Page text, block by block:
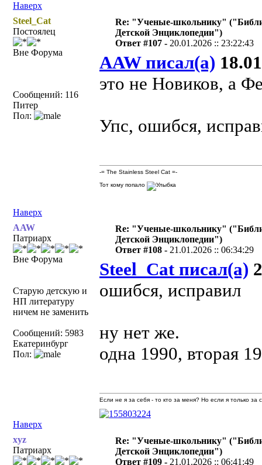
Наверх
Steel_Cat
Постоялец
Вне Форума
Сообщений: 116
Питер
Пол:
Re: "Ученые-школьнику"
Детской Энциклопедии")
Ответ #107 - 20.01.2026 :: 23:22:43
AAW писал(а)
это не Новиков, а
Упс, ошибся,
Наверх
-= The Stainless Steel Cat =-
Тот кому попало
AAW
Патриарх
Вне Форума
Старую детскую и
НП литературу
ничем не заменить
Сообщений: 5983
Екатеринбург
Пол:
Re: "Ученые-школьнику"
Детской Энциклопедии")
Ответ #108 - 21.01.2026 :: 06:34:29
Steel_Cat писал(а)
ошибся, исправил
ну нет же.
одна 1990, вторая
Наверх
Если не я за себя - то кто за меня? Но если я только
xyz
Патриарх
Re: "Ученые-школьнику"
Детской Энциклопедии")
Ответ #109 - 21.01.2026 :: 06:41:49